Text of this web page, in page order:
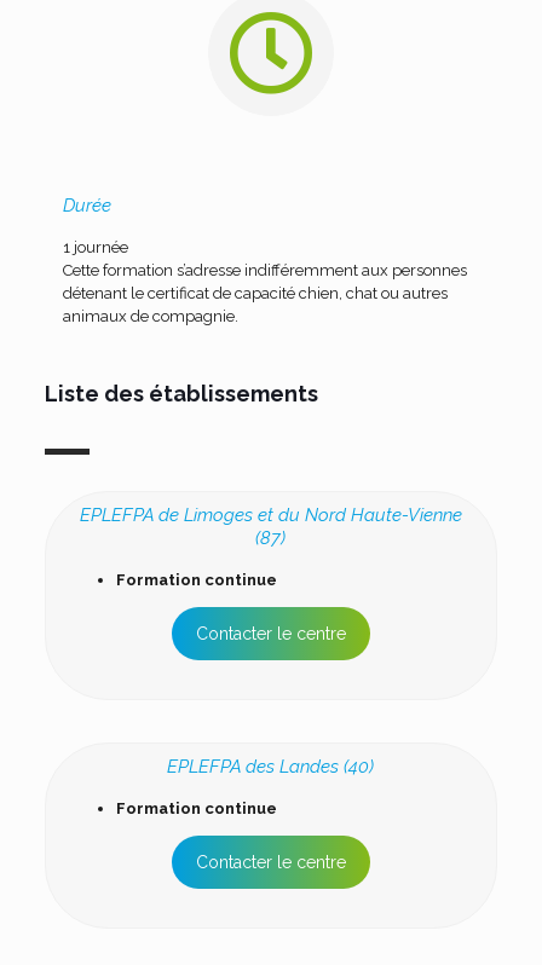
Durée
1 journée
Cette formation s’adresse indifféremment aux personnes
détenant le certificat de capacité chien, chat ou autres
animaux de compagnie.
Liste des établissements
EPLEFPA de Limoges et du Nord Haute-Vienne
(87)
Formation continue
Contacter le centre
EPLEFPA des Landes (40)
Formation continue
Contacter le centre